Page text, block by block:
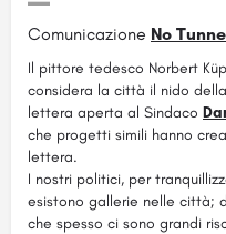
Comunicazione No
Il pittore tedesco Norbert
considera la città il nido
lettera aperta al Sindaco
che progetti simili hanno
lettera.
I nostri politici, per
esistono gallerie nelle città;
che spesso ci sono grandi